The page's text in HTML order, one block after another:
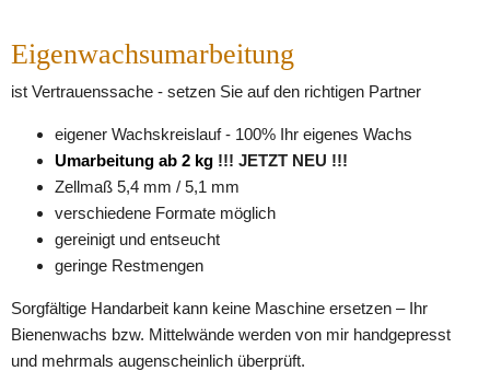
Eigenwachsumarbeitung
ist Vertrauenssache - setzen Sie auf den richtigen Partner
eigener Wachskreislauf - 100% Ihr eigenes Wachs
Umarbeitung ab 2 kg !!! JETZT NEU !!!
Zellmaß 5,4 mm / 5,1 mm
verschiedene Formate möglich
gereinigt und entseucht
geringe Restmengen
Sorgfältige Handarbeit kann keine Maschine ersetzen – Ihr
Bienenwachs bzw. Mittelwände werden von mir handgepresst
und mehrmals augenscheinlich überprüft.